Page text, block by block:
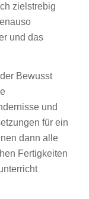
zielstrebig
und das
Bewusst
und
für ein
dann alle
Fertigkeiten